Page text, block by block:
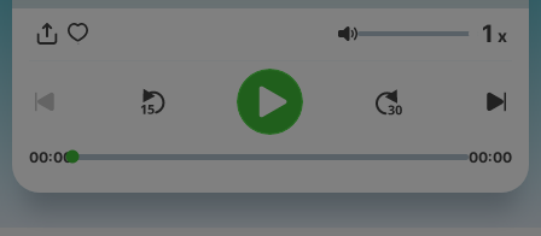
Volumen 1 x
00:00 00:00